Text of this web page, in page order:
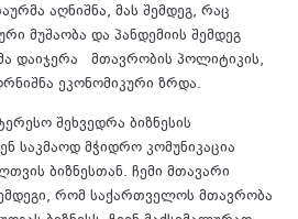
აღნიშნა, მას შემდეგ, რაც
მუშაობა და პანდემიის შემდეგ
დაიჯერა მთავრობის პოლიტიკის,
ეკონომიკური ზრდა.
შეხვედრა ბიზნესის
საკმაოდ მჭიდრო კომუნიკაცია
ბიზნესთან. ჩემი მთავარი
რომ საქართველოს მთავრობა